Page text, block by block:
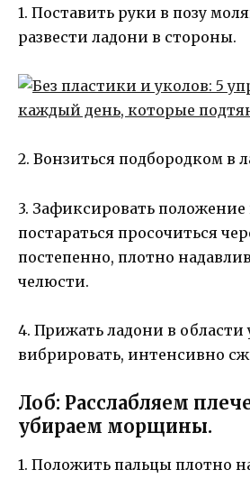
1. Поставить руки в позу
развести ладони в стороны.
2. Вонзиться подбородком в
3. Зафиксировать положение
постараться просочиться
постепенно, плотно
челюсти.
4. Прижать ладони в
вибрировать, интенсивно
Лоб: Расслабляем
убираем морщины.
1. Положить пальцы плотно